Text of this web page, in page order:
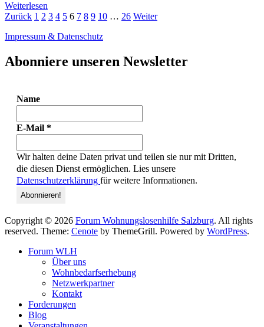
Weiterlesen
Beitrags-
Zurück Seite
1 Seite
2 Seite
3 Seite
4 Seite
5 Seite
6 Seite
7 Seite
8 Seite
9 Seite
10 … Seite
26 Weiter
Impressum & Datenschutz
Abonniere unseren Newsletter
Name
E-Mail *
Wir halten deine Daten privat und teilen sie nur mit Dritten,
die diesen Dienst ermöglichen. Lies unsere
Datenschutzerklärung für weitere Informationen.
Copyright © 2026 Forum Wohnungslosenhilfe Salzburg. All rights
reserved. Theme: Cenote by ThemeGrill. Powered by WordPress.
Forum WLH
Über uns
Wohnbedarfserhebung
Netzwerkpartner
Kontakt
Forderungen
Blog